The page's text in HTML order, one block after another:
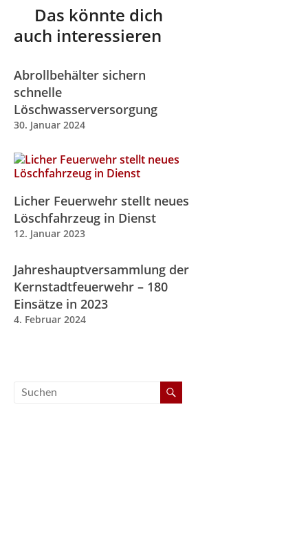
Das könnte dich
auch interessieren
Abrollbehälter sichern
schnelle
Löschwasserversorgung
30. Januar 2024
Licher Feuerwehr stellt neues
Löschfahrzeug in Dienst
12. Januar 2023
Jahreshauptversammlung der
Kernstadtfeuerwehr – 180
Einsätze in 2023
4. Februar 2024